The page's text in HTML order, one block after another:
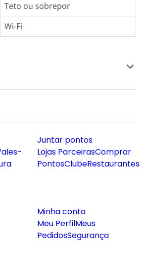
Teto ou sobrepor
Wi-Fi
Juntar pontos
Lojas ParceirasComprar
PontosClubeRestaurantes
Minha conta
Meu PerfilMeus
PedidosSegurança